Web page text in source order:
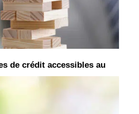
de crédit accessibles au